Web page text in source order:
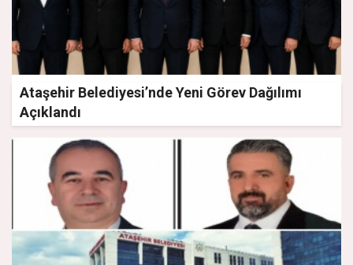
Ataşehir Belediyesi’nde Yeni Görev Dağılımı
Açıklandı